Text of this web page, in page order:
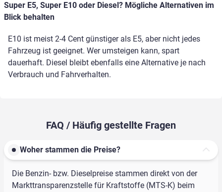
Super E5, Super E10 oder Diesel? Mögliche Alternativen im
Blick behalten
E10 ist meist 2-4 Cent günstiger als E5, aber nicht jedes
Fahrzeug ist geeignet. Wer umsteigen kann, spart
dauerhaft. Diesel bleibt ebenfalls eine Alternative je nach
Verbrauch und Fahrverhalten.
FAQ / Häufig gestellte Fragen
Woher stammen die Preise?
Die Benzin- bzw. Dieselpreise stammen direkt von der
Markttransparenzstelle für Kraftstoffe (MTS-K) beim